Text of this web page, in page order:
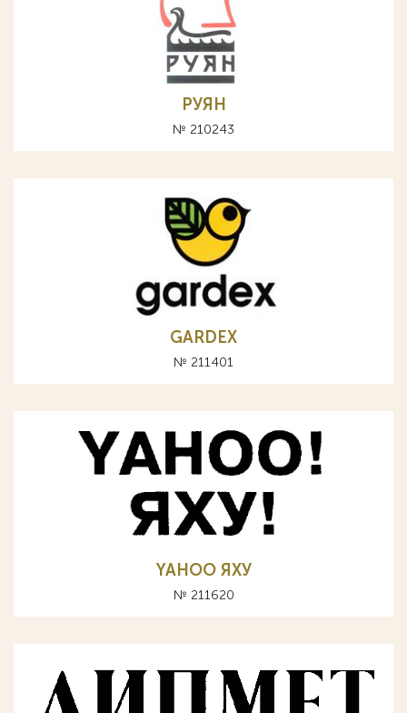
РУЯН
№ 210243
GARDEX
№ 211401
YAHOO ЯХУ
№ 211620